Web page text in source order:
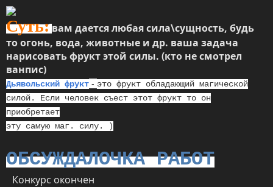
Суть: вам дается любая сила\сущность, будь
то огонь, вода, животные и др. ваша задача
нарисовать фрукт этой силы. (кто не смотрел
ванпис)
Дьявольский фрукт - это фрукт обладающий магической
силой. Если человек съест этот фрукт то он
приобретает
эту самую маг. силу. )
ОБСУЖДАЛОЧКА РАБОТ
Конкурс окончен